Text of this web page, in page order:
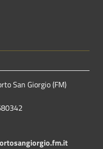
San Giorgio (FM)